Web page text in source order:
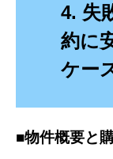
4. 失
約に
ケー
■物件概要と